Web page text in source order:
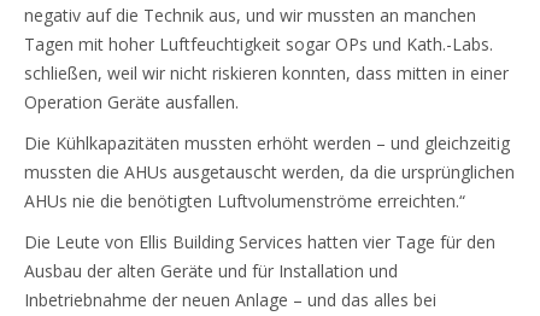
negativ auf die Technik aus, und wir mussten an manchen
Tagen mit hoher Luftfeuchtigkeit sogar OPs und Kath.-Labs.
schließen, weil wir nicht riskieren konnten, dass mitten in einer
Operation Geräte ausfallen.
Die Kühlkapazitäten mussten erhöht werden – und gleichzeitig
mussten die AHUs ausgetauscht werden, da die ursprünglichen
AHUs nie die benötigten Luftvolumenströme erreichten.“
Die Leute von Ellis Building Services hatten vier Tage für den
Ausbau der alten Geräte und für Installation und
Inbetriebnahme der neuen Anlage – und das alles bei